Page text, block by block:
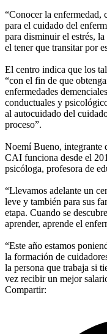
“Conocer la enfermedad,
para el cuidado del
para disminuir el estrés,
el tener que transitar por
El centro indica que los
“con el fin de que
enfermedades
conductuales y
al autocuidado del
proceso”.
Noemí Bueno,
CAI funciona desde el
psicóloga, profesora de
“Llevamos adelante un
leve y también para sus
etapa. Cuando se
aprender, aprende el
“Este año estamos
la formación de
la persona que trabaja si
vez recibir un mejor
Compartir: